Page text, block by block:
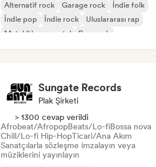
Alternatif rock Garage rock
İndie folk
İndie pop
İndie rock
Uluslararası rap
Metal/Heavy metal
Pop rock
Sungate Records
Plak Şirketi
> 1300 cevap verildi
Afrobeat/AfropopBeats/Lo-fiBossa nova
Chill/Lo-fi Hip-HopTicari/Ana Akım
Sanatçılarla sözleşme imzalayın veya
müziklerini yayınlayın